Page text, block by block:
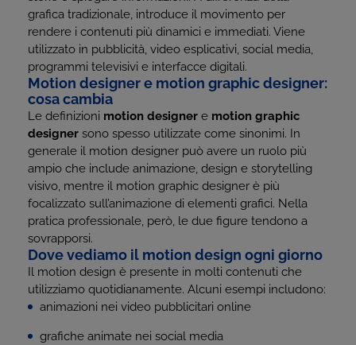
grafica tradizionale, introduce il movimento per
rendere i contenuti più dinamici e immediati. Viene
utilizzato in pubblicità, video esplicativi, social media,
programmi televisivi e interfacce digitali.
Motion designer e motion graphic designer:
cosa cambia
Le definizioni motion designer e motion graphic
designer sono spesso utilizzate come sinonimi. In
generale il motion designer può avere un ruolo più
ampio che include animazione, design e storytelling
visivo, mentre il motion graphic designer è più
focalizzato sull’animazione di elementi grafici. Nella
pratica professionale, però, le due figure tendono a
sovrapporsi.
Dove vediamo il motion design ogni giorno
Il motion design è presente in molti contenuti che
utilizziamo quotidianamente. Alcuni esempi includono:
animazioni nei video pubblicitari online
grafiche animate nei social media